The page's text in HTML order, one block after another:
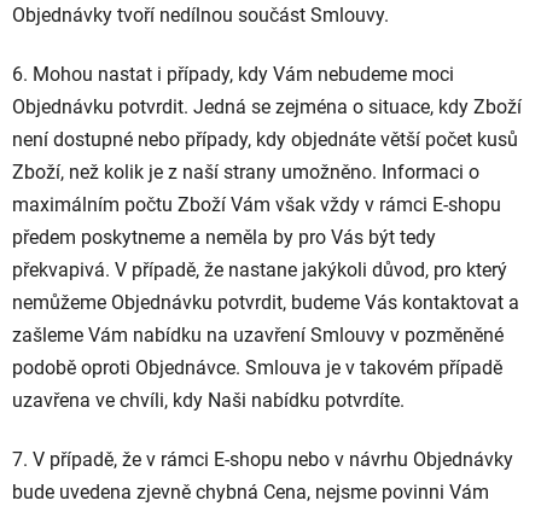
Objednávky tvoří nedílnou součást Smlouvy.
6. Mohou nastat i případy, kdy Vám nebudeme moci
Objednávku potvrdit. Jedná se zejména o situace, kdy Zboží
není dostupné nebo případy, kdy objednáte větší počet kusů
Zboží, než kolik je z naší strany umožněno. Informaci o
maximálním počtu Zboží Vám však vždy v rámci E-shopu
předem poskytneme a neměla by pro Vás být tedy
překvapivá. V případě, že nastane jakýkoli důvod, pro který
nemůžeme Objednávku potvrdit, budeme Vás kontaktovat a
zašleme Vám nabídku na uzavření Smlouvy v pozměněné
podobě oproti Objednávce. Smlouva je v takovém případě
uzavřena ve chvíli, kdy Naši nabídku potvrdíte.
7. V případě, že v rámci E-shopu nebo v návrhu Objednávky
bude uvedena zjevně chybná Cena, nejsme povinni Vám